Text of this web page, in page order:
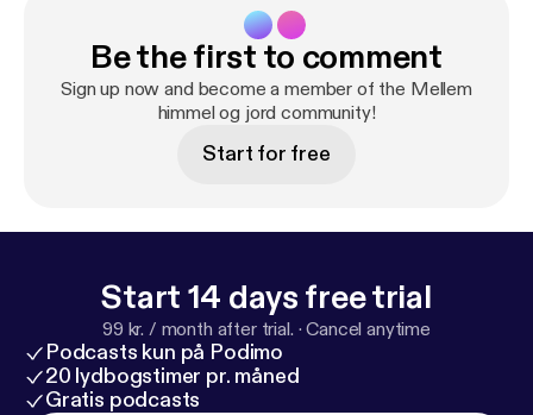
metode, hvor klienten med lukkede øjne skal tegne
sin egen hånd. Hvordan det foregår, kan du høre i
dette afsnit. Tilrettelæggelse og produktion: Cecilie
Wortziger. Musik: Frej Levin.
Be the first to comment
Sign up now and become a member of the Mellem
himmel og jord community!
Start for free
Start 14 days free trial
99 kr. / month after trial. ·Cancel anytime
Podcasts kun på Podimo
20 lydbogstimer pr. måned
Gratis podcasts